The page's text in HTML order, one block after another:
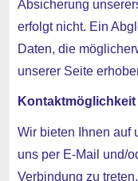
Absicherung
erfolgt nicht. Ein
Daten, die
unserer Seite
Kontaktmöglichkeit
Wir bieten Ihnen auf
uns per E-Mail und/
Verbindung zu